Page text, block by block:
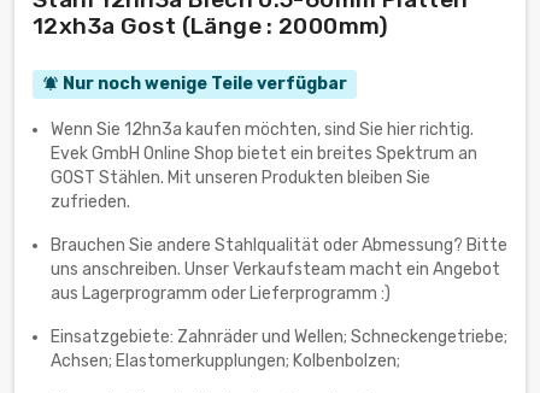
12xh3a Gost (Länge : 2000mm)
notifications_active Nur noch wenige Teile verfügbar
Wenn Sie 12hn3a kaufen möchten, sind Sie hier richtig.
Evek GmbH Online Shop bietet ein breites Spektrum an
GOST Stählen. Mit unseren Produkten bleiben Sie
zufrieden.
Brauchen Sie andere Stahlqualität oder Abmessung? Bitte
uns anschreiben. Unser Verkaufsteam macht ein Angebot
aus Lagerprogramm oder Lieferprogramm :)
Einsatzgebiete: Zahnräder und Wellen; Schneckengetriebe;
Achsen; Elastomerkupplungen; Kolbenbolzen;